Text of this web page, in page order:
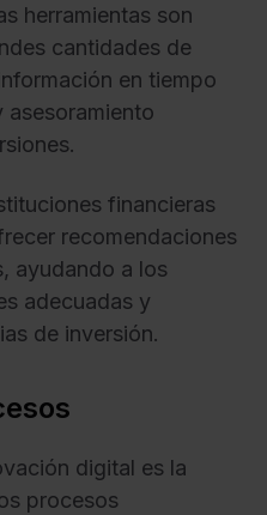
herramientas son
cantidades de
en tiempo
asesoramiento
financieras
recomendaciones
ayudando a los
adecuadas y
de inversión.
digital es la
procesos